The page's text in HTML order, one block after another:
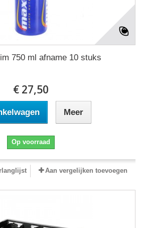
750 ml afname 10 stuks
€ 27,50
Meer
Op voorraad
Aan vergelijken toevoegen